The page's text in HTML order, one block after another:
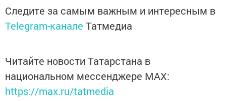
Следите за самым важным и интересным в
Telegram-канале Татмедиа
Читайте новости Татарстана в
национальном мессенджере MАХ:
https://max.ru/tatmedia